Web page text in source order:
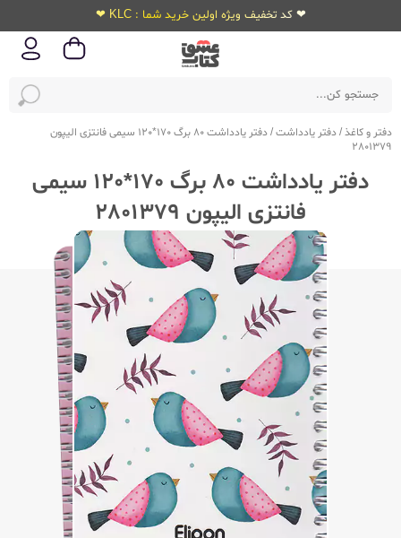
❤ کد تخفیف ویژه اولین خرید شما : KLC ❤
دفتر و کاغذ/دفتر یادداشت/
دفتر یادداشت 80 برگ 170*120 سیمی فانتزی الیپون
2801379
دفتر یادداشت 80 برگ 170*120 سیمی
فانتزی الیپون 2801379